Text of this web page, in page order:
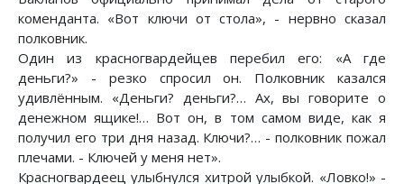
коменданта. «Вот ключи от стола», - нервно сказал
полковник.
Один из красногвардейцев перебил его: «А где
деньги?» - резко спросил он. Полковник казался
удивлённым. «Деньги? деньги?… Ах, вы говорите о
денежном ящике!… Вот он, в том самом виде, как я
получил его три дня назад. Ключи?… - полковник пожал
плечами. - Ключей у меня нет».
Красногвардеец улыбнулся хитрой улыбкой. «Ловко!» -